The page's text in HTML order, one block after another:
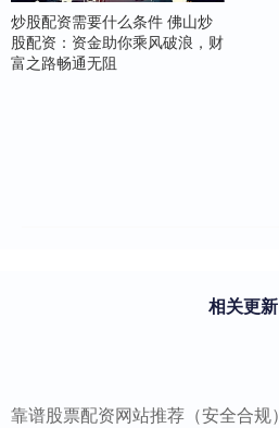
炒股配资需要什么条件 佛山炒
股配资：资金助你乘风破浪，财
富之路畅通无阻
相关更新
靠谱股票配资网站推荐（安全合规）